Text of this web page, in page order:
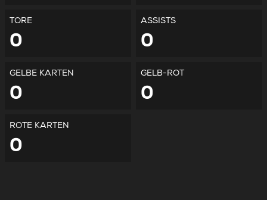
TORE
0
ASSISTS
0
GELBE KARTEN
0
GELB-ROT
0
ROTE KARTEN
0